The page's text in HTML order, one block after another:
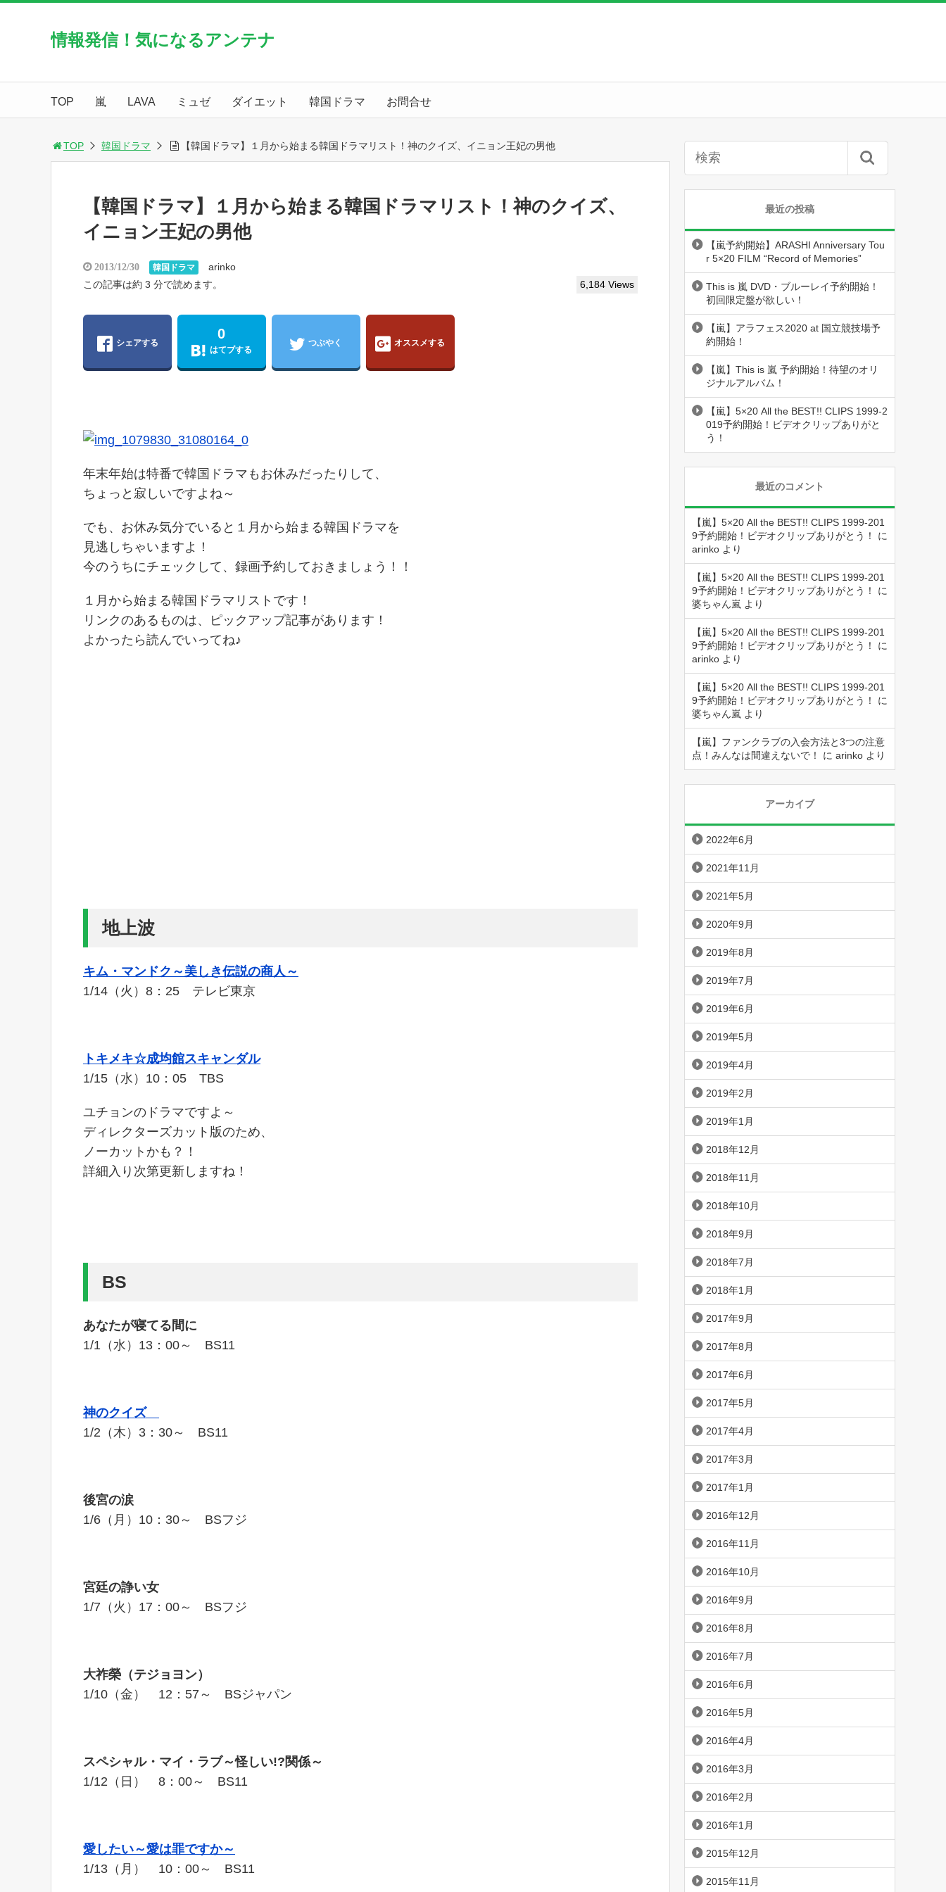
情報発信！気になるアンテナ
TOP 嵐 LAVA ミュゼ ダイエット 韓国ドラマ お問合せ
TOP 韓国ドラマ 【韓国ドラマ】１月から始まる韓国ドラマリスト！神のクイズ、イニョン王妃の男他
【韓国ドラマ】１月から始まる韓国ドラマリスト！神のクイズ、
イニョン王妃の男他
2013/12/30 韓国ドラマ
arinko
この記事は約 3 分で読めます。
6,184 Views
シェアする
0
はてブする
つぶやく オススメする
年末年始は特番で韓国ドラマもお休みだったりして、
ちょっと寂しいですよね～
でも、お休み気分でいると１月から始まる韓国ドラマを
見逃しちゃいますよ！
今のうちにチェックして、録画予約しておきましょう！！
１月から始まる韓国ドラマリストです！
リンクのあるものは、ピックアップ記事があります！
よかったら読んでいってね♪
地上波
キム・マンドク～美しき伝説の商人～
1/14（火）8：25 テレビ東京
トキメキ☆成均館スキャンダル
1/15（水）10：05 TBS
ユチョンのドラマですよ～
ディレクターズカット版のため、
ノーカットかも？！
詳細入り次第更新しますね！
BS
あなたが寝てる間に
1/1（水）13：00～ BS11
神のクイズ
1/2（木）3：30～ BS11
後宮の涙
1/6（月）10：30～ BSフジ
宮廷の諍い女
1/7（火）17：00～ BSフジ
大祚榮（テジョヨン）
1/10（金） 12：57～ BSジャパン
スペシャル・マイ・ラブ～怪しい!?関係～
1/12（日） 8：00～ BS11
愛したい～愛は罪ですか～
1/13（月） 10：00～ BS11
最近の投稿
【嵐予約開始】ARASHI Anniversary Tou
r 5×20 FILM “Record of Memories”
This is 嵐 DVD・ブルーレイ予約開始！
初回限定盤が欲しい！
【嵐】アラフェス2020 at 国立競技場予
約開始！
【嵐】This is 嵐 予約開始！待望のオリ
ジナルアルバム！
【嵐】5×20 All the BEST!! CLIPS 1999-2
019予約開始！ビデオクリップありがと
う！
最近のコメント
【嵐】5×20 All the BEST!! CLIPS 1999-201
9予約開始！ビデオクリップありがとう！
に
arinko より
【嵐】5×20 All the BEST!! CLIPS 1999-201
9予約開始！ビデオクリップありがとう！
に
婆ちゃん嵐 より
【嵐】5×20 All the BEST!! CLIPS 1999-201
9予約開始！ビデオクリップありがとう！
に
arinko より
【嵐】5×20 All the BEST!! CLIPS 1999-201
9予約開始！ビデオクリップありがとう！
に
婆ちゃん嵐 より
【嵐】ファンクラブの入会方法と3つの注意
点！みんなは間違えないで！
に arinko より
アーカイブ
2022年6月
2021年11月
2021年5月
2020年9月
2019年8月
2019年7月
2019年6月
2019年5月
2019年4月
2019年2月
2019年1月
2018年12月
2018年11月
2018年10月
2018年9月
2018年7月
2018年1月
2017年9月
2017年8月
2017年6月
2017年5月
2017年4月
2017年3月
2017年1月
2016年12月
2016年11月
2016年10月
2016年9月
2016年8月
2016年7月
2016年6月
2016年5月
2016年4月
2016年3月
2016年2月
2016年1月
2015年12月
2015年11月